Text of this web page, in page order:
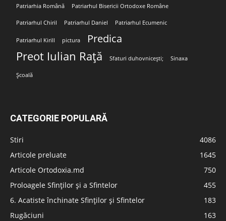
Patriarhia Română Patriarhul Bisericii Ortodoxe Române
Patriarhul Chiril Patriarhul Daniel Patriarhul Ecumenic
Patriarhul Kirill pictura Predica
Preot Iulian Rață Sfaturi duhovnicești; Sinaxa
Școală
CATEGORIE POPULARĂ
Stiri
4086
Articole preluate
1645
Articole Ortodoxia.md
750
Proloagele Sfinților și a Sfintelor
455
6. Acatiste închinate Sfinților și Sfintelor
183
Rugăciuni
163